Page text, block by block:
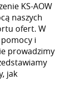
KS-AOW
naszych
ofert. W
i
prowadzimy
jak